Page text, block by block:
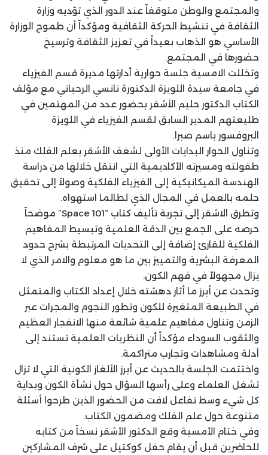
والمجتمع والوطن متوقفاً عند الدور الذي تؤديه وزارة
الثقافة في تنشيط الحركة الثقافية ومؤكداً أن طموح الوزارة
الأساسي هو الذهاب بعيداً في تعزيز الثقافة وترسيخ
حضورها في المجتمع.
وتخللت الامسية جلسة حوارية أدارتها مديرة قسم الفيزياء
في جامعة سيدة اللويزة الدكتورة نانسي الرحباني مع مؤلف
الكتاب الدكتور حليم الأشقر بحضور عدد من المهتمين في
طليعتهم المدير السابق لقسم الفيزياء في اللويزة
البروفسور باسم صبرا.
وتناول الحوار البدايات الأولى لشغف الأشقر بعلم الفلك منذ
طفولته ومسيرته الأكاديمية التي انتقل خلالها من دراسة
الهندسة الميكانيكية إلى الفيزياء الفلكية وصولاً إلى تحقيق
حلمه بالعمل في المجال الذي لطالما استهواه.
وتطرق الاشقر إلى تجربة تأليف كتاب “Space 101” موضحاً
حرصه على الجمع بين الدقة العلمية وتبسيط المفاهيم
الفلكية للقارئ إضافة إلى التحديات المرتبطة بشرح حدود
المعرفة البشرية والتمييز بين ما هو معلوم والامر الذي لا
يزال مجهولاً في فهم الكون.
وتحدث عن أبرز ما أثار دهشته خلال إعداد الكتاب والمتمثل
في الطبيعة المتغيرة للكون وتطور النجوم والمجرات عبر
الزمن وتناول مفاهيم علمية شائعة منها الانفجار العظيم
والثقوب السوداء مؤكداً أن النظريات العلمية تستند إلى
أدلة ومشاهدات وتجارب متراكمة.
واختتمت الجلسة بالحديث عن أبرز الألغاز الكونية التي لا تزال
تشغل العلماء وعلى رأسها السؤال حول نشأة الكون وبداية
كل شيء وسط تفاعل لافت من الحضور الذين طرحوا أسئلة
متنوعة حول علم الفلك ومضمون الكتاب.
وفي ختام الأمسية وقع الدكتور الأشقر نسخاً من كتابه
للحاضرين قبل أن يقام حفل كوكتيل على شرف المشاركين